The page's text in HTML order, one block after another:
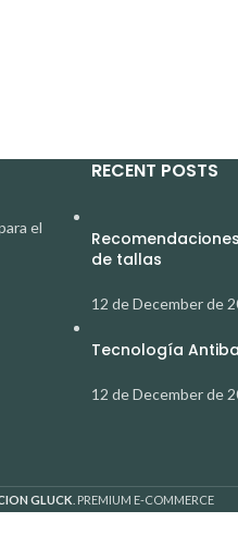
el
RECENT POSTS
de tallas
12 de December de
Tecnología
12 de December de
GLUCK . PREMIUM E-COMMERCE